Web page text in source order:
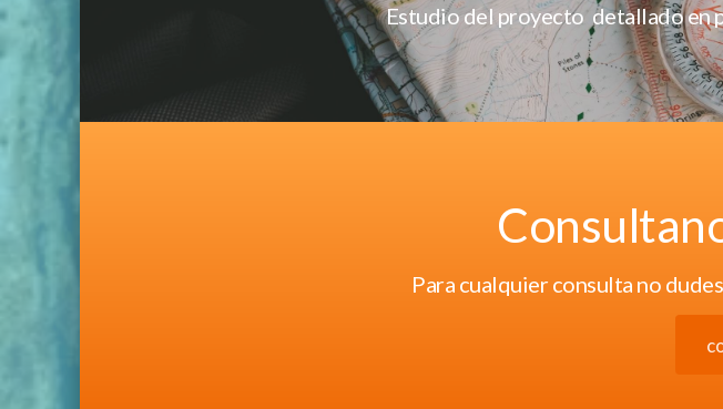
Estudio del proyecto detallado en
Para cualquier consulta no